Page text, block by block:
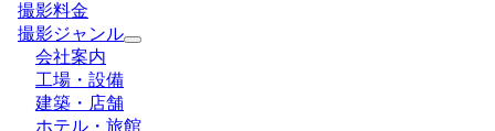
撮影料金
撮影ジャンル
会社案内
工場・設備
建築・店舗
ホテル・旅館